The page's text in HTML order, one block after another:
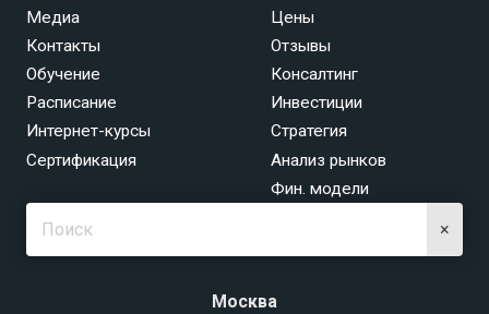
Медиа
Контакты
Цены
Отзывы
Обучение
Расписание
Интернет-курсы
Сертификация
Консалтинг
Инвестиции
Стратегия
Анализ рынков
Фин. модели
×
Москва